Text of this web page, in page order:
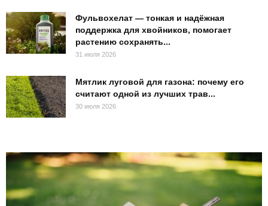
Фульвохелат — тонкая и надёжная
поддержка для хвойников, помогает
растению сохранять...
31 июля 2026
Мятлик луговой для газона: почему его
считают одной из лучших трав...
30 июля 2026